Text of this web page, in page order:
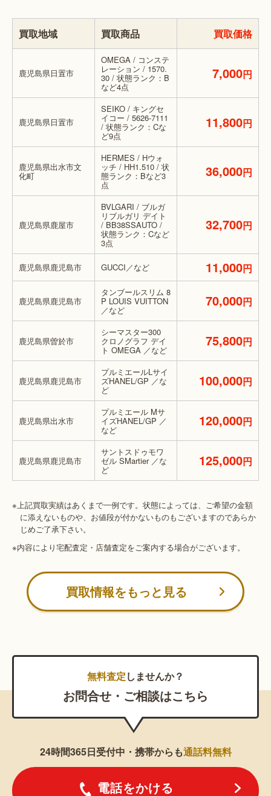
買取地域 買取商品 買取価格
鹿児島県日置市
OMEGA / コンステ
レーション / 1570.
30 / 状態ランク：B
など4点
7,000円
鹿児島県日置市
SEIKO / キングセ
イコー / 5626-7111
/ 状態ランク：Cな
ど9点
11,800円
鹿児島県出水市文
化町
HERMES / Hウォ
ッチ / HH1.510 / 状
態ランク：Bなど3
点
36,000円
鹿児島県鹿屋市
BVLGARI / ブルガ
リブルガリ デイト
/ BB38SSAUTO /
状態ランク：Cなど
3点
32,700円
鹿児島県鹿児島市 GUCCI／など 11,000円
鹿児島県鹿児島市
タンブールスリム 8
P LOUIS VUITTON
／など
70,000円
鹿児島県曽於市
シーマスター300
クロノグラフ デイ
ト OMEGA ／など
75,800円
鹿児島県鹿児島市
プルミエールLサイ
ズHANEL/GP ／な
ど
100,000円
鹿児島県出水市
プルミエール Mサ
イズHANEL/GP ／
など
120,000円
鹿児島県鹿児島市
サントスドゥモワ
ゼル SMartier ／な
ど
125,000円
※上記買取実績はあくまで一例です。状態によっては、ご希望の金額
に添えないものや、お値段が付かないものもございますのであらか
じめご了承下さい。
※内容により宅配査定・店舗査定をご案内する場合がございます。
買取情報をもっと見る
無料査定しませんか？
お問合せ・ご相談はこちら
24時間365日受付中・携帯からも通話料無料
電話をかける